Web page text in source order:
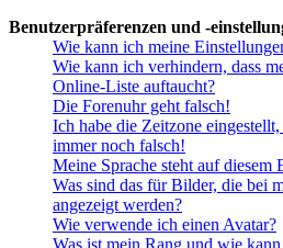
Benutzerpräferenzen und -
Wie kann ich meine
Wie kann ich verhindern, dass
Online-Liste auftaucht?
Die Forenuhr geht falsch!
Ich habe die Zeitzone
immer noch falsch!
Meine Sprache steht auf
Was sind das für Bilder, die bei
angezeigt werden?
Wie verwende ich einen Avatar?
Was ist mein Rang und wie